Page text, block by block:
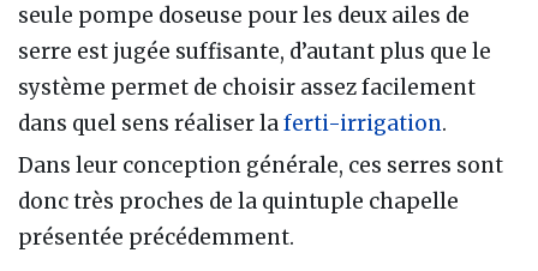
seule pompe doseuse pour les deux ailes de
serre est jugée suffisante, d’autant plus que le
système permet de choisir assez facilement
dans quel sens réaliser laferti-irrigation.
Dans leur conception générale, ces serres sont
donc très proches de la quintuple chapelle
présentée précédemment.